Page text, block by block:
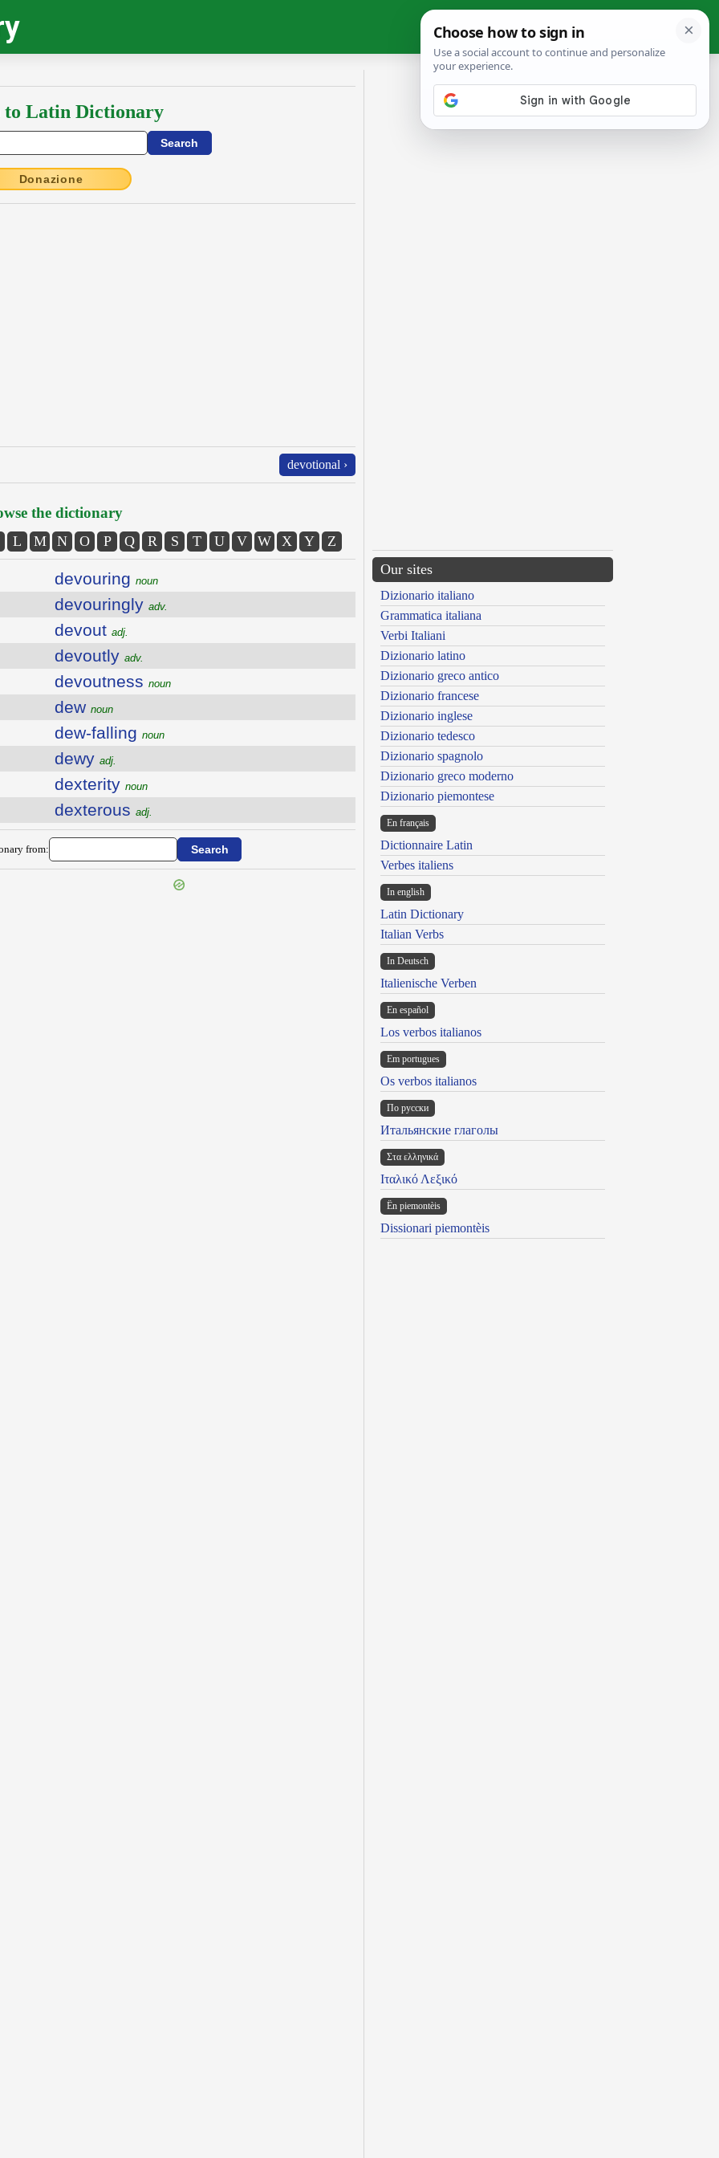
to Latin Dictionary
Donazione
devotional ›
the dictionary
L M N O P Q R S T U V W X Y Z
devouring noun
devouringly adv.
devout adj.
devoutly adv.
devoutness noun
dew noun
dew-falling noun
dewy adj.
dexterity noun
dexterous adj.
from:
Our sites
Dizionario italiano
Grammatica italiana
Verbi Italiani
Dizionario latino
Dizionario greco antico
Dizionario francese
Dizionario inglese
Dizionario tedesco
Dizionario spagnolo
Dizionario greco moderno
Dizionario piemontese
En français
Dictionnaire Latin
Verbes italiens
In english
Latin Dictionary
Italian Verbs
In Deutsch
Italienische Verben
En español
Los verbos italianos
Em portugues
Os verbos italianos
По русски
Итальянские глаголы
Στα ελληνικά
Ιταλικό Λεξικό
Ën piemontèis
Dissionari piemontèis